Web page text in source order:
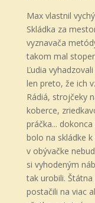
Max vlastnil
Skládka za
vyznavača
takom mal
Ľudia
len preto, že ich
Rádiá, strojčeky
koberce,
práčka...
bolo na skládke
v obývačke
si vyhodeným
tak urobili.
postačili na viac